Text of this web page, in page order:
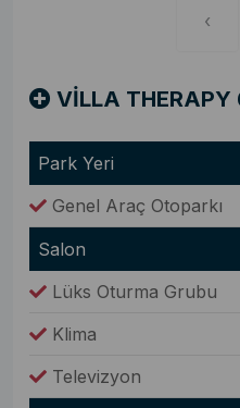
‹
VİLLA
Park Yeri
Genel Araç Otoparkı
Salon
Lüks Oturma Grubu
Klima
Televizyon